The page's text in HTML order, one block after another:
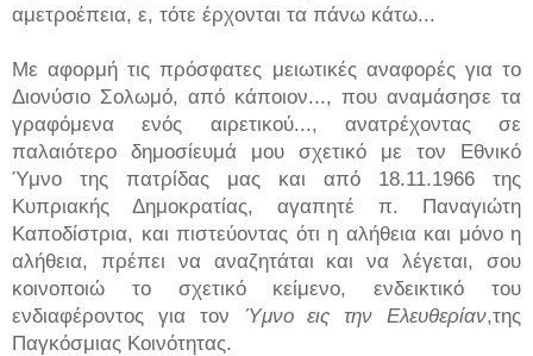
αμετροέπεια, ε, τότε έρχονται τα πάνω κάτω...
Με αφορμή τις πρόσφατες μειωτικές αναφορές για το
Διονύσιο Σολωμό, από κάποιον..., που αναμάσησε τα
γραφόμενα ενός αιρετικού..., ανατρέχοντας σε
παλαιότερο δημοσίευμά μου σχετικό με τον Εθνικό
Ύμνο της πατρίδας μας και από 18.11.1966 της
Κυπριακής Δημοκρατίας, αγαπητέ π. Παναγιώτη
Καποδίστρια, και πιστεύοντας ότι η αλήθεια και μόνο η
αλήθεια, πρέπει να αναζητάται και να λέγεται, σου
κοινοποιώ το σχετικό κείμενο, ενδεικτικό του
ενδιαφέροντος για τον Ύμνο εις την Ελευθερίαν,της
Παγκόσμιας Κοινότητας.